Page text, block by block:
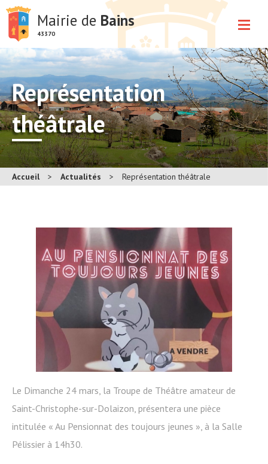
Mairie de Bains
43370
Représentation
théâtrale
Accueil > Actualités > Représentation théâtrale
Le Dimanche 24 mars, la Troupe de Théâtre amateur de
Saint-Christophe-sur-Dolaizon, présentera une pièce
intitulée « Au Pensionnat des toujours jeunes », à la Salle
Pélissier à 14h30.